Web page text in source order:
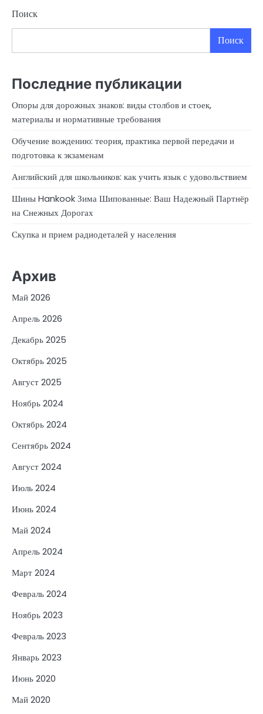
Поиск
Поиск
Последние публикации
Опоры для дорожных знаков: виды столбов и стоек,
материалы и нормативные требования
Обучение вождению: теория, практика первой передачи и
подготовка к экзаменам
Английский для школьников: как учить язык с удовольствием
Шины Hankook Зима Шипованные: Ваш Надежный Партнёр
на Снежных Дорогах
Скупка и прием радиодеталей у населения
Архив
Май 2026
Апрель 2026
Декабрь 2025
Октябрь 2025
Август 2025
Ноябрь 2024
Октябрь 2024
Сентябрь 2024
Август 2024
Июль 2024
Июнь 2024
Май 2024
Апрель 2024
Март 2024
Февраль 2024
Ноябрь 2023
Февраль 2023
Январь 2023
Июнь 2020
Май 2020